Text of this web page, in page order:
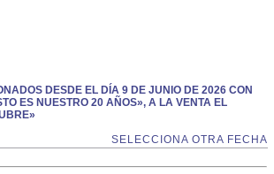
DESDE EL DÍA 9 DE JUNIO DE 2026 CON
ES NUESTRO 20 AÑOS», A LA VENTA EL
SELECCIONA OTRA FECHA